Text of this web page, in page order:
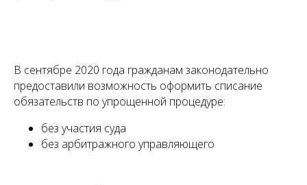
В сентябре 2020 года гражданам законодательно
предоставили возможность оформить списание
обязательств по упрощенной процедуре:
без участия суда
без арбитражного управляющего